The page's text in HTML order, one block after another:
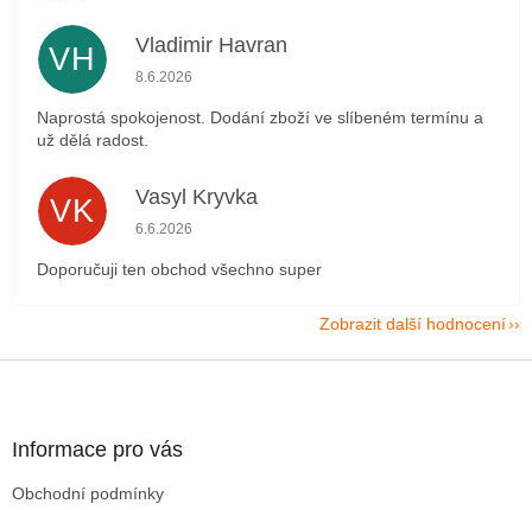
VH Vladimir Havran
Hodnocení obchodu je 5 z 5 hvězdiček.
8.6.2026
Naprostá spokojenost. Dodání zboží ve slíbeném termínu a
už dělá radost.
VK Vasyl Kryvka
Hodnocení obchodu je 5 z 5 hvězdiček.
6.6.2026
Doporučuji ten obchod všechno super
Zobrazit další hodnocení
Informace pro vás
Obchodní podmínky